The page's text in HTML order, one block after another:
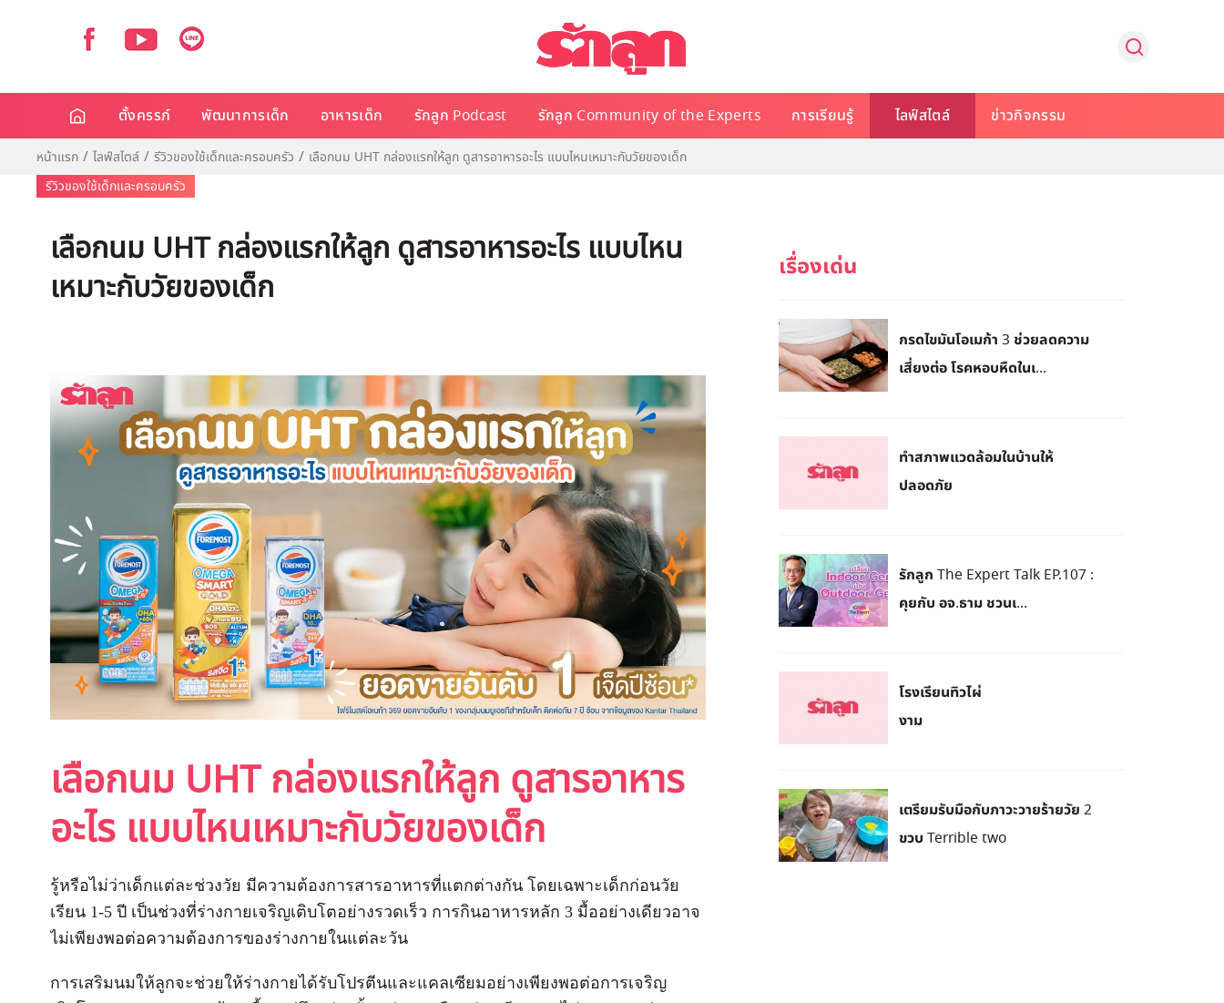
ตั้งครรภ์ พัฒนาการเด็ก อาหารเด็ก รักลูก Podcast รักลูก Community of the Experts การเรียนรู้ ไลฟ์สไตล์ ข่าวกิจกรรม
หน้าแรก ไลฟ์สไตล์ รีวิวของใช้เด็กและครอบครัว
เลือกนม UHT กล่องแรกให้ลูก ดูสารอาหารอะไร แบบไหนเหมาะกับวัยของเด็ก
รีวิวของใช้เด็กและครอบครัว
เลือกนม UHT กล่องแรกให้ลูก ดูสารอาหารอะไร แบบไหน
เหมาะกับวัยของเด็ก
เลือกนม UHT กล่องแรกให้ลูก ดูสารอาหาร
อะไร แบบไหนเหมาะกับวัยของเด็ก
รู้หรือไม่ว่าเด็กแต่ละช่วงวัย มีความต้องการสารอาหารที่แตกต่างกัน โดยเฉพาะเด็กก่อนวัย
เรียน 1-5 ปี เป็นช่วงที่ร่างกายเจริญเติบโตอย่างรวดเร็ว การกินอาหารหลัก 3 มื้ออย่างเดียวอาจ
ไม่เพียงพอต่อความต้องการของร่างกายในแต่ละวัน
การเสริมนมให้ลูกจะช่วยให้ร่างกายได้รับโปรตีนและแคลเซียมอย่างเพียงพอต่อการเจริญ
กรดไขมันโอเมก้า 3 ช่วยลดความ
เสี่ยงต่อ โรคหอบหืดในเ...
ทำสภาพแวดล้อมในบ้านให้
ปลอดภัย
รักลูก The Expert Talk EP.107 :
คุยกับ อจ.ธาม ชวนเ...
โรงเรียนทิวไผ่
งาม
เตรียมรับมือกับภาวะวายร้ายวัย 2
ขวบ Terrible two